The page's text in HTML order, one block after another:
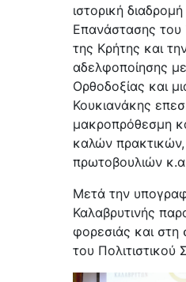
ιστορική
Επανάστασης του
της Κρήτης και
αδελφοποίησης
Ορθοδοξίας και
Κουκιανάκης
μακροπρόθεσμη
καλών
πρωτοβουλιών
Μετά την
Καλαβρυτινής
φορεσιάς και
του